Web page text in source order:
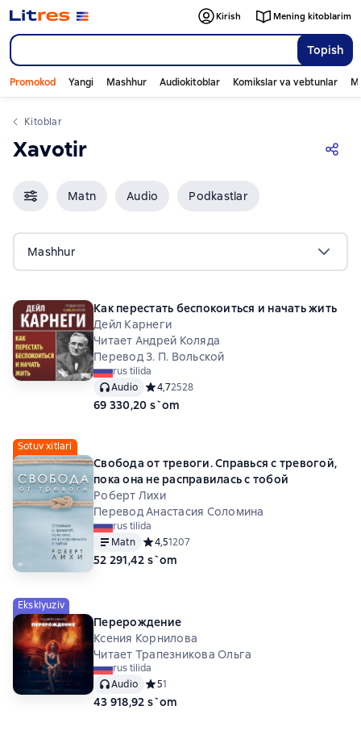
Topish
Kirish Mening kitoblarim
Promokod Yangi Mashhur Audiokitoblar Komikslar va vebtunlar
Kitoblar
Xavotir
Matn Audio Podkastlar
Mashhur
Как перестать беспокоиться и начать жить
Дейл Карнеги
Читает Андрей Коляда
Перевод З. П. Вольской
rus tilida
Audio
Средний рейтинг 4,7 на основе 2528 оценок
4,72528
69 330,20 s`om
Sotuv xitlari
Свобода от тревоги. Справься с тревогой,
пока она не расправилась с тобой
Роберт Лихи
Перевод Анастасия Соломина
rus tilida
Matn
Средний рейтинг 4,5 на основе 1207 оценок
4,51207
52 291,42 s`om
Eksklyuziv
Перерождение
Ксения Корнилова
Читает Трапезникова Ольга
rus tilida
Audio
Средний рейтинг 5 на основе 1 оценок
51
43 918,92 s`om